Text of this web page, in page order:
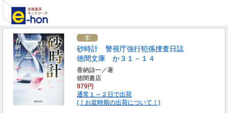
砂時計 警視庁強行犯係捜査日誌
徳間文庫 か３１－１４
香納諒一／著
徳間書店
979円
通常１～２日で出荷
(！お盆時期の出荷について！)